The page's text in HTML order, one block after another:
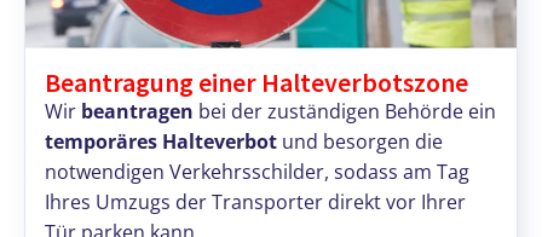
Beantragung einer Halteverbotszone
Wir beantragen bei der zuständigen Behörde ein
temporäres Halteverbot und besorgen die
notwendigen Verkehrsschilder, sodass am Tag
Ihres Umzugs der Transporter direkt vor Ihrer